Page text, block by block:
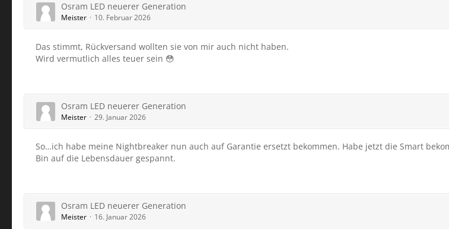
Osram LED neuerer Generation
Meister 10. Februar 2026
Das stimmt, Rückversand wollten sie von mir auch nicht haben.
Wird vermutlich alles teuer sein 😳
Osram LED neuerer Generation
Meister 29. Januar 2026
So…ich habe meine Nightbreaker nun auch auf Garantie ersetzt bekommen. Habe jetzt die Smart
Bin auf die Lebensdauer gespannt.
Osram LED neuerer Generation
Meister 16. Januar 2026